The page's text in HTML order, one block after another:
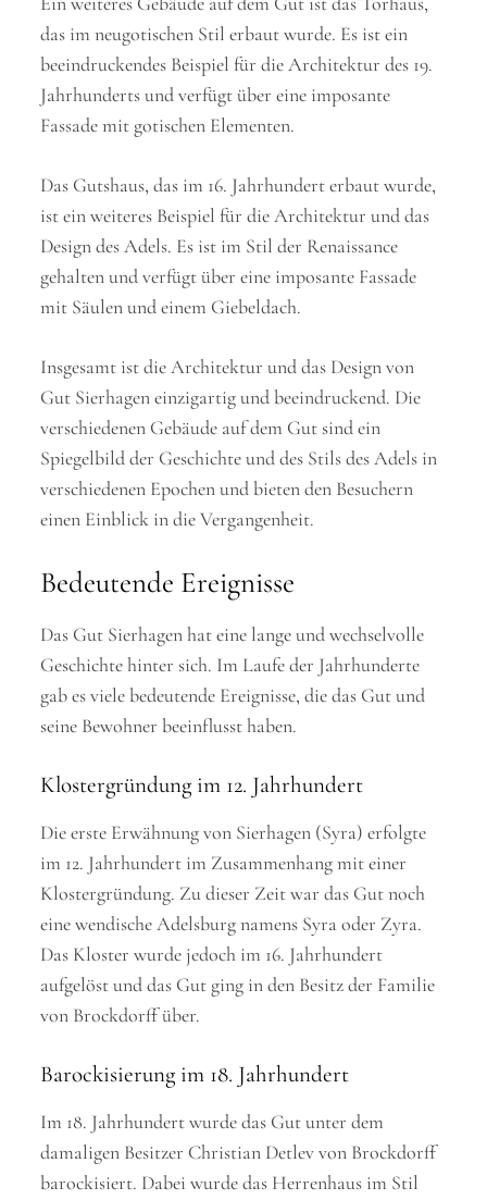
das im neugotischen Stil erbaut wurde. Es ist ein
beeindruckendes Beispiel für die Architektur des 19.
Jahrhunderts und verfügt über eine imposante
Fassade mit gotischen Elementen.
Das Gutshaus, das im 16. Jahrhundert erbaut wurde,
ist ein weiteres Beispiel für die Architektur und das
Design des Adels. Es ist im Stil der Renaissance
gehalten und verfügt über eine imposante Fassade
mit Säulen und einem Giebeldach.
Insgesamt ist die Architektur und das Design von
Gut Sierhagen einzigartig und beeindruckend. Die
verschiedenen Gebäude auf dem Gut sind ein
Spiegelbild der Geschichte und des Stils des Adels in
verschiedenen Epochen und bieten den Besuchern
einen Einblick in die Vergangenheit.
Bedeutende Ereignisse
Das Gut Sierhagen hat eine lange und wechselvolle
Geschichte hinter sich. Im Laufe der Jahrhunderte
gab es viele bedeutende Ereignisse, die das Gut und
seine Bewohner beeinflusst haben.
Klostergründung im 12. Jahrhundert
Die erste Erwähnung von Sierhagen (Syra) erfolgte
im 12. Jahrhundert im Zusammenhang mit einer
Klostergründung. Zu dieser Zeit war das Gut noch
eine wendische Adelsburg namens Syra oder Zyra.
Das Kloster wurde jedoch im 16. Jahrhundert
aufgelöst und das Gut ging in den Besitz der Familie
von Brockdorff über.
Barockisierung im 18. Jahrhundert
Im 18. Jahrhundert wurde das Gut unter dem
damaligen Besitzer Christian Detlev von Brockdorff
barockisiert. Dabei wurde das Herrenhaus im Stil